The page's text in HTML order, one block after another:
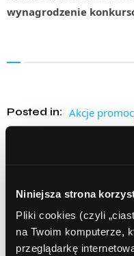
Niniejsza strona
Pliki cookies (czyli
na Twoim komputerze,
przeglądarkę
wynagrodzenie
Posted in: Akcje
konto osobiste
nagrody
sieć afiliacyjna